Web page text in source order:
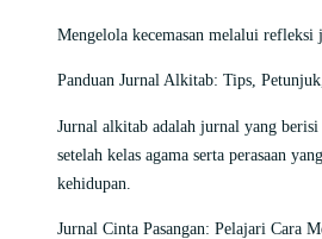
Mengelola kecemasan melalui refleksi
Panduan Jurnal Alkitab: Tips,
Jurnal alkitab adalah jurnal yang
setelah kelas agama serta perasaan
kehidupan.
Jurnal Cinta Pasangan: Pelajari Cara